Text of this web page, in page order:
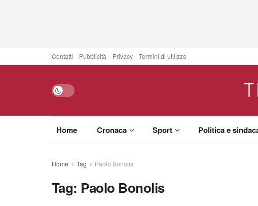
Contatti Pubblicità Privacy Termini di utilizzo
Home Cronaca Sport Politica e
Home Tag Paolo Bonolis
Tag: Paolo Bonolis